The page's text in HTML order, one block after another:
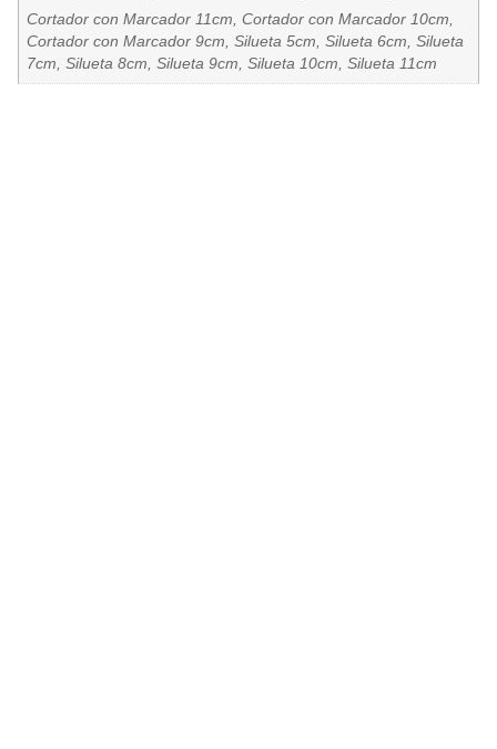
Cortador con Marcador 11cm, Cortador con Marcador 10cm,
Cortador con Marcador 9cm, Silueta 5cm, Silueta 6cm, Silueta
7cm, Silueta 8cm, Silueta 9cm, Silueta 10cm, Silueta 11cm